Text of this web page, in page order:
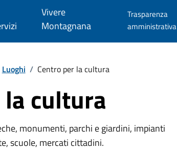
Vivere
Montagnana
Trasparenza
amministrativa
Luoghi / Centro per la cultura
cultura
monumenti, parchi e giardini, impianti
scuole, mercati cittadini.